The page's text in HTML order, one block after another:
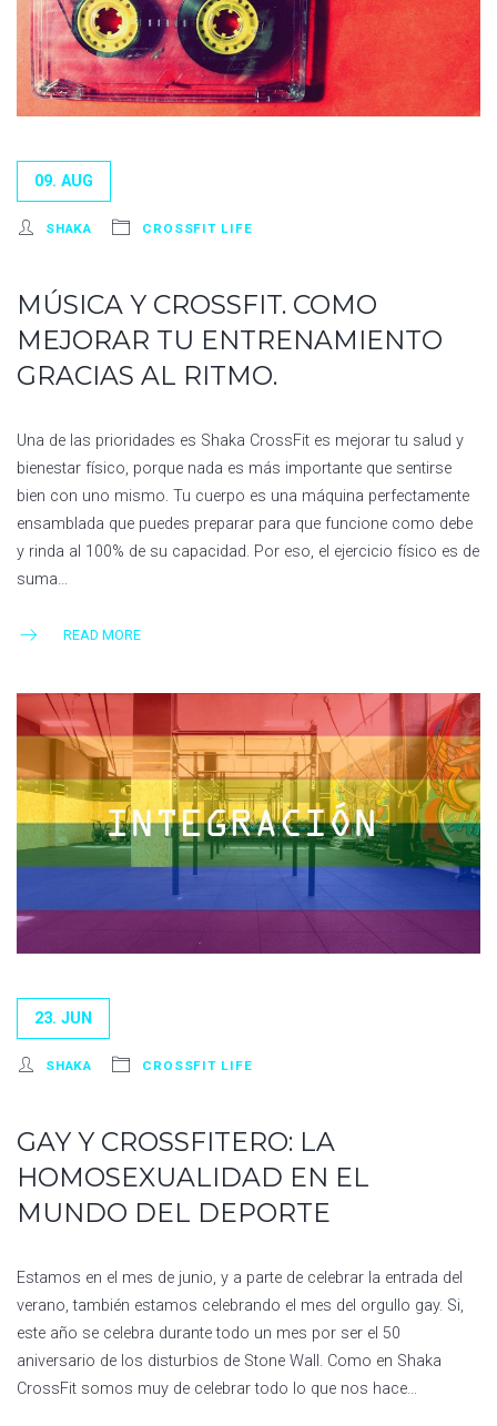
09. AUG
SHAKA CROSSFIT LIFE
MÚSICA Y CROSSFIT. COMO
MEJORAR TU ENTRENAMIENTO
GRACIAS AL RITMO.
Una de las prioridades es Shaka CrossFit es mejorar tu salud y
bienestar físico, porque nada es más importante que sentirse
bien con uno mismo. Tu cuerpo es una máquina perfectamente
ensamblada que puedes preparar para que funcione como debe
y rinda al 100% de su capacidad. Por eso, el ejercicio físico es de
suma…
READ MORE
23. JUN
SHAKA CROSSFIT LIFE
GAY Y CROSSFITERO: LA
HOMOSEXUALIDAD EN EL
MUNDO DEL DEPORTE
Estamos en el mes de junio, y a parte de celebrar la entrada del
verano, también estamos celebrando el mes del orgullo gay. Si,
este año se celebra durante todo un mes por ser el 50
aniversario de los disturbios de Stone Wall. Como en Shaka
CrossFit somos muy de celebrar todo lo que nos hace…